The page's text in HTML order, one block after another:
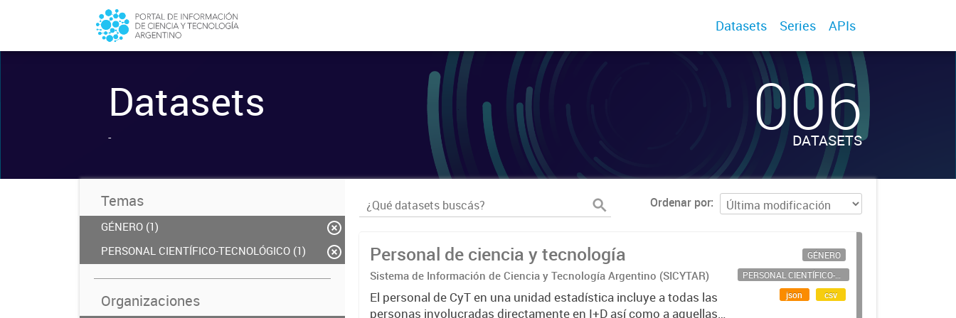
Datasets Series APIs
Datasets
- 006
DATASETS
Temas
GÉNERO (1)
PERSONAL CIENTÍFICO-TECNOLÓGICO (1)
Organizaciones
Ordenar por
Personal de ciencia y tecnología
Sistema de Información de Ciencia y Tecnología Argentino (SICYTAR)
El personal de CyT en una unidad estadística incluye a todas las
personas involucradas directamente en I+D así como a aquellas
GÉNERO
PERSONAL CIENTÍFICO-TECNOLÓGICO
json
csv